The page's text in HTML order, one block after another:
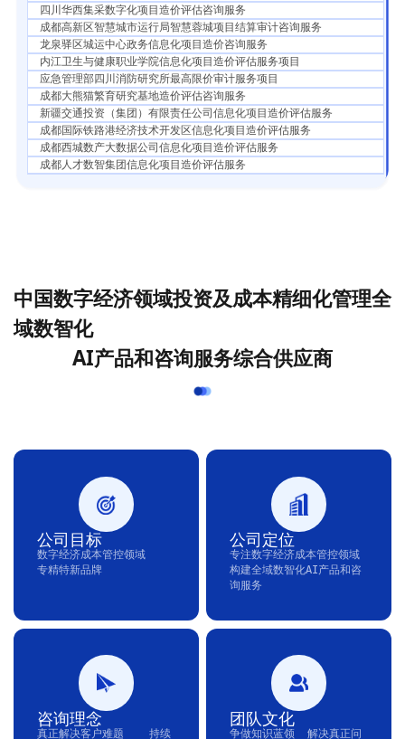
四川华西集采数字化项目造价评估咨询服务
成都高新区智慧城市运行局智慧蓉城项目结算审计咨询服务
龙泉驿区城运中心政务信息化项目造价咨询服务
内江卫生与健康职业学院信息化项目造价评估服务项目
应急管理部四川消防研究所最高限价审计服务项目
成都大熊猫繁育研究基地造价评估咨询服务
新疆交通投资（集团）有限责任公司信息化项目造价评估服务
成都国际铁路港经济技术开发区信息化项目造价评估服务
成都西城数产大数据公司信息化项目造价评估服务
成都人才数智集团信息化项目造价评估服务
中国数字经济领域投资及成本精细化管理全
域数智化
AI产品和咨询服务综合供应商
公司目标
数字经济成本管控领域
专精特新品牌
公司定位
专注数字经济成本管控领域
构建全域数智化AI产品和咨
询服务
咨询理念
真正解决客户难题    持续
团队文化
争做知识蓝领  解决真正问